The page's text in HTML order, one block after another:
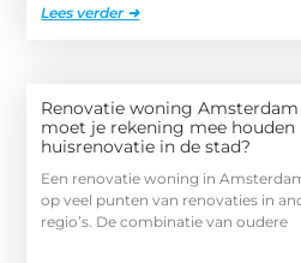
Lees verder ➜
Renovatie woning Amsterdam
moet je rekening mee houden
huisrenovatie in de stad?
Een renovatie woning in
op veel punten van renovaties in
regio’s. De combinatie van oudere